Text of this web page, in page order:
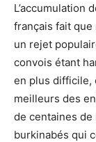
L’accumulation
français fait
un rejet
convois étant
en plus difficile,
meilleurs des
de centaines
burkinabés qui